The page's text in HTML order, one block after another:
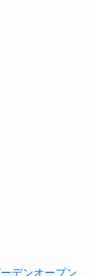
デンオープン